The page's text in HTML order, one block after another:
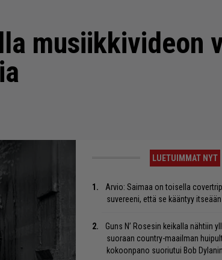
musiikkivideon
LUETUIMMAT NYT
Arvio: Saimaa on toisella
suvereeni, että se kääntyy
Guns N’ Rosesin keikalla nähtiin
suoraan country-maailman
kokoonpano suoriutui Bob